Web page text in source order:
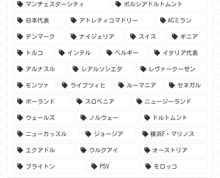
マンチェスターシティ ボルシアドルトムント
日本代表 アトレティコマドリー ACミラン
デンマーク ナイジェリア スイス ギニア
トルコ インテル ベルギー イタリア代表
アルナスル レアルソシエダ レヴァークーゼン
モンツァ ライプツィヒ ルーマニア セネガル
ポーランド スロベニア ニュージーランド
ウェールズ ノルウェー ドルトムント
ニューカッスル ジョージア 横浜F・マリノス
エクアドル ウルグアイ オーストリア
ブライトン PSV モロッコ